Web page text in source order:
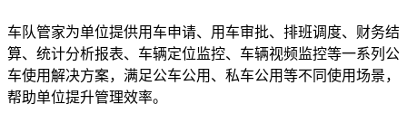
车队管家为单位提供用车申请、用车审批、排班调度、财务结
算、统计分析报表、车辆定位监控、车辆视频监控等一系列公
车使用解决方案，满足公车公用、私车公用等不同使用场景，
帮助单位提升管理效率。